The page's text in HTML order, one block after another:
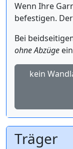
Wenn Ihre
befestigen.
Bei
ohne Abzüge
kein
Träger